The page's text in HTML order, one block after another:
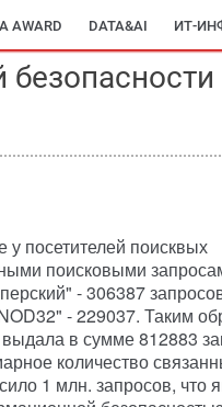
AWARD DATA&AI ИТ-
у посетителей поисквых
поисковыми
- 306387
- 229037. Таким
в сумме 812883
количество
1 млн. запросов, что